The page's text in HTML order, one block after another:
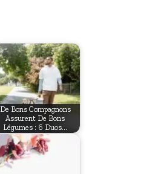
De Bons Compagnons
Assurent De Bons
Légumes : 6 Duos…